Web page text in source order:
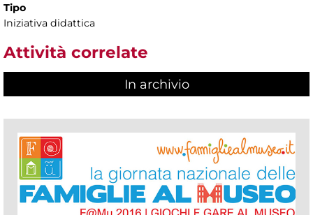
Tipo
Iniziativa didattica
Attività correlate
In archivio